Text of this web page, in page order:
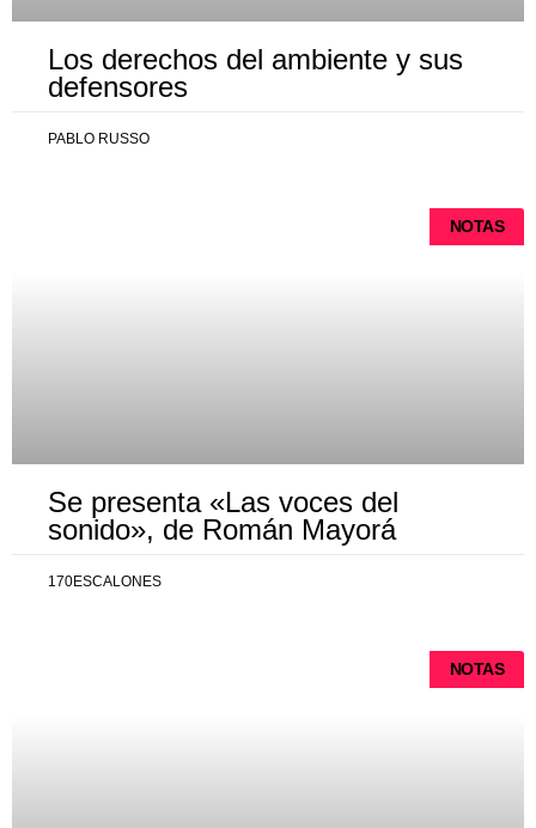
Los derechos del ambiente y sus
defensores
PABLO RUSSO
NOTAS
Se presenta «Las voces del
sonido», de Román Mayorá
170ESCALONES
NOTAS